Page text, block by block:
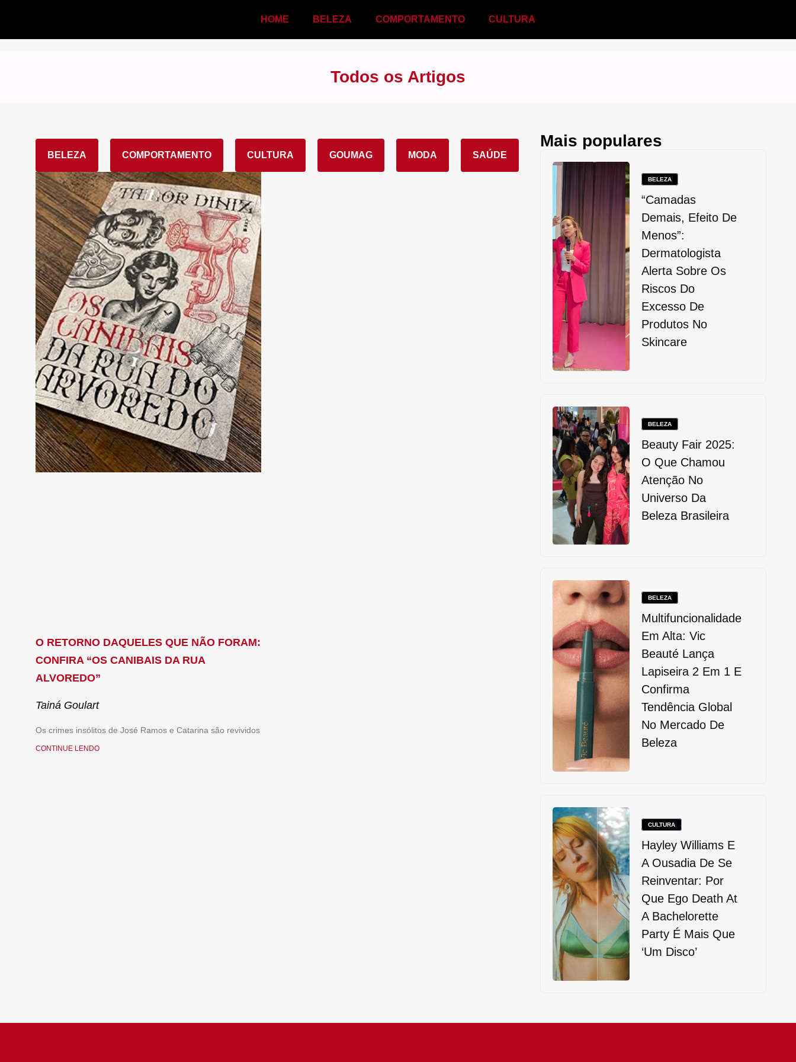
HOME BELEZA COMPORTAMENTO CULTURA
Todos os Artigos
BELEZA COMPORTAMENTO CULTURA GOUMAG MODA SAÚDE
O RETORNO DAQUELES QUE NÃO FORAM:
CONFIRA “OS CANIBAIS DA RUA
ALVOREDO”
Tainá Goulart
Os crimes insólitos de José Ramos e Catarina são revividos
CONTINUE LENDO
Mais populares
BELEZA
“Camadas
Demais, Efeito De
Menos”:
Dermatologista
Alerta Sobre Os
Riscos Do
Excesso De
Produtos No
Skincare
BELEZA
Beauty Fair 2025:
O Que Chamou
Atenção No
Universo Da
Beleza Brasileira
BELEZA
Multifuncionalidade
Em Alta: Vic
Beauté Lança
Lapiseira 2 Em 1 E
Confirma
Tendência Global
No Mercado De
Beleza
CULTURA
Hayley Williams E
A Ousadia De Se
Reinventar: Por
Que Ego Death At
A Bachelorette
Party É Mais Que
‘um Disco’